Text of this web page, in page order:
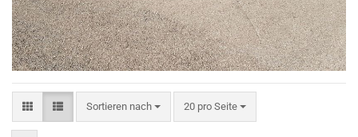
Sortieren nach
Sortieren nach 20 pro Seite
pro Seite